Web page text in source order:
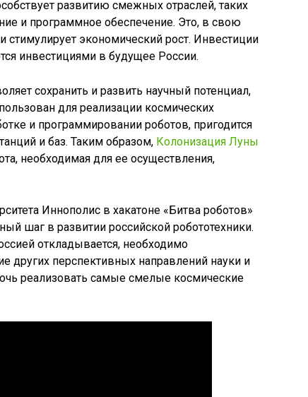
развитию смежных отраслей, таких
и программное обеспечение. Это, в свою
стимулирует экономический рост. Инвестиции
инвестициями в будущее России.
сохранить и развить научный потенциал,
для реализации космических
и программировании роботов, пригодится
и баз. Таким образом, Колонизация Луны
необходимая для ее осуществления,
Иннополис в хакатоне «Битва роботов»
шаг в развитии российской робототехники.
откладывается, необходимо
других перспективных направлений науки и
реализовать самые смелые космические